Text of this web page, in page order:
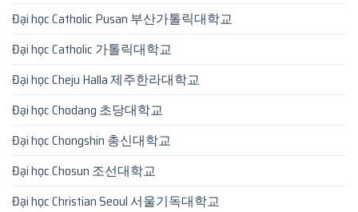
Đại học Catholic Pusan 부산가톨릭대학교
Đại học Catholic 가톨릭대학교
Đại học Cheju Halla 제주한라대학교
Đại học Chodang 초당대학교
Đại học Chongshin 총신대학교
Đại học Chosun 조선대학교
Đại học Christian Seoul 서울기독대학교